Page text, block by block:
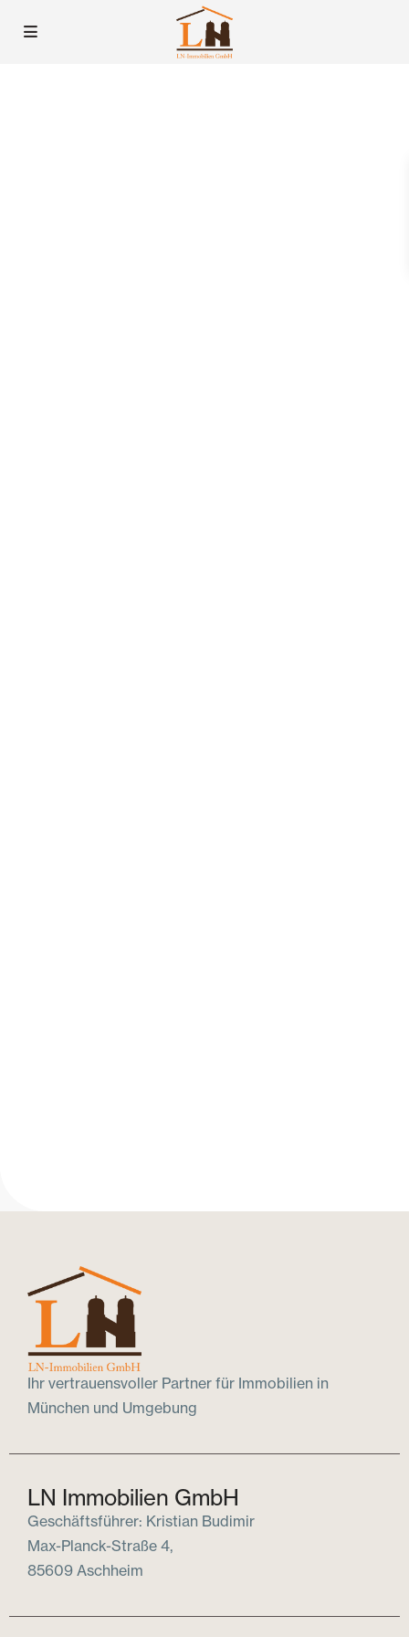
Ihr vertrauensvoller Partner für Immobilien in
München und Umgebung
LN Immobilien GmbH
Geschäftsführer: Kristian Budimir
Max-Planck-Straße 4,
85609 Aschheim